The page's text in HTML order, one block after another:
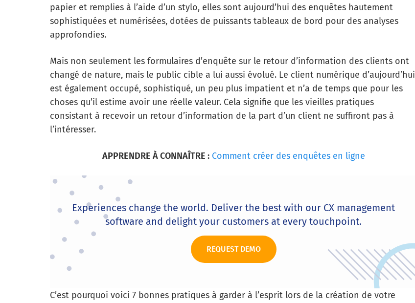
papier et remplies à l’aide d’un stylo, elles sont aujourd’hui des enquêtes hautement
sophistiquées et numérisées, dotées de puissants tableaux de bord pour des analyses
approfondies.
Mais non seulement les formulaires d’enquête sur le retour d’information des clients ont
changé de nature, mais le public cible a lui aussi évolué. Le client numérique d’aujourd’hui
est également occupé, sophistiqué, un peu plus impatient et n’a de temps que pour les
choses qu’il estime avoir une réelle valeur. Cela signifie que les vieilles pratiques
consistant à recevoir un retour d’information de la part d’un client ne suffiront pas à
l’intéresser.
APPRENDRE À CONNAÎTRE : Comment créer des enquêtes en ligne
Experiences change the world. Deliver the best with our CX management
software and delight your customers at every touchpoint.
REQUEST DEMO
C’est pourquoi voici 7 bonnes pratiques à garder à l’esprit lors de la création de votre